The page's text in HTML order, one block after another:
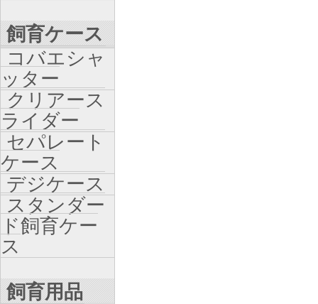
飼育ケース
コバエシャ
ッター
クリアース
ライダー
セパレート
ケース
デジケース
スタンダー
ド飼育ケー
ス
飼育用品